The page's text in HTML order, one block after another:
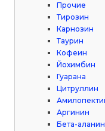
Прочие
Тирозин
Карнозин
Таурин
Кофеин
Йохимбин
Гуарана
Цитруллин
Аргинин
Бета-аланин